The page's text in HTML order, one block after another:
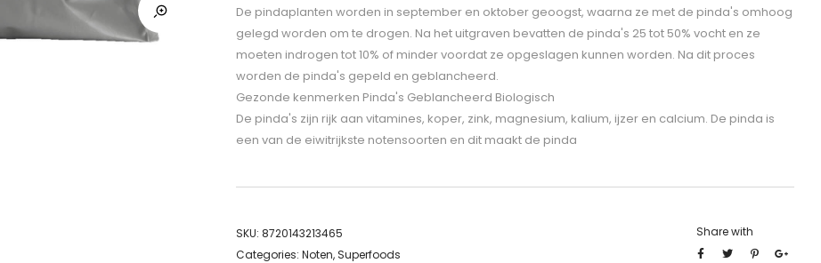
De pindaplanten worden in september en oktober geoogst, waarna ze met de pinda's omhoog
gelegd worden om te drogen. Na het uitgraven bevatten de pinda's 25 tot 50% vocht en ze
moeten indrogen tot 10% of minder voordat ze opgeslagen kunnen worden. Na dit proces
worden de pinda's gepeld en geblancheerd.
Gezonde kenmerken Pinda's Geblancheerd Biologisch
De pinda's zijn rijk aan vitamines, koper, zink, magnesium, kalium, ijzer en calcium. De pinda is
een van de eiwitrijkste notensoorten en dit maakt de pinda
SKU: 8720143213465
Categories: Noten, Superfoods
Share with